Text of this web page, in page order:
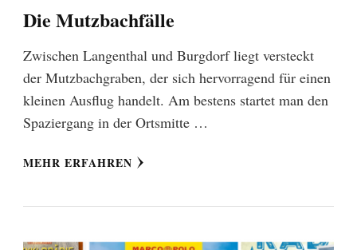
Die Mutzbachfälle
Zwischen Langenthal und Burgdorf liegt versteckt
der Mutzbachgraben, der sich hervorragend für einen
kleinen Ausflug handelt. Am bestens startet man den
Spaziergang in der Ortsmitte …
MEHR ERFAHREN